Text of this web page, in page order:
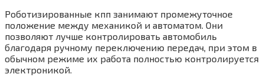
Роботизированные кпп занимают промежуточное
положение между механикой и автоматом. Они
позволяют лучше контролировать автомобиль
благодаря ручному переключению передач, при этом в
обычном режиме их работа полностью контролируется
электроникой.